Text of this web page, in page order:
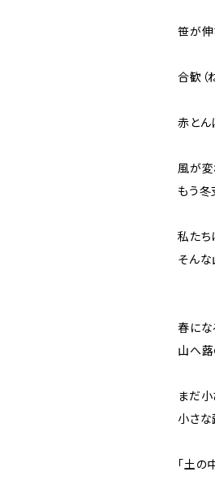
笹が伸
合歓（
赤とん
風が変
もう冬
私たち
そんな
春にな
山へ蕗
まだ小
小さな
「土の